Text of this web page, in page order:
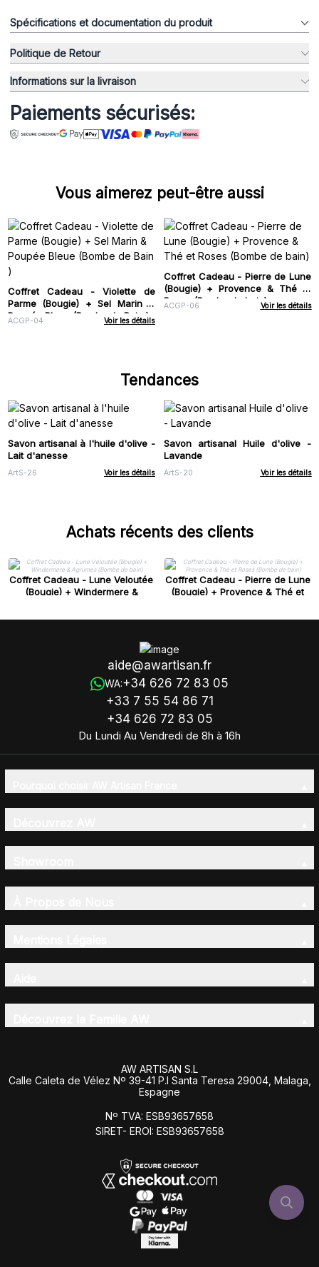
Spécifications et documentation du produit
Politique de Retour
Informations sur la livraison
Paiements sécurisés:
Vous aimerez peut-être aussi
Coffret Cadeau - Violette de
Parme (Bougie) + Sel Marin &
Poupée Bleue (Bombe de Bain )
ACGP-04 Voir les détails
Coffret Cadeau - Pierre de Lune
(Bougie) + Provence & Thé et
Roses (Bombe de bain)
ACGP-06 Voir les détails
Tendances
Savon artisanal à l'huile d'olive -
Lait d'anesse
ArtS-26 Voir les détails
Savon artisanal Huile d'olive -
Lavande
ArtS-20 Voir les détails
Achats récents des clients
Coffret Cadeau - Lune Veloutée
(Bougie) + Windermere &
Coffret Cadeau - Pierre de Lune
(Bougie) + Provence & Thé et
aide@awartisan.fr
WA:+34 626 72 83 05
+33 7 55 54 86 71
+34 626 72 83 05
Du Lundi Au Vendredi de 8h à 16h
AW ARTISAN S.L
Calle Caleta de Vélez Nº 39-41 P.I Santa Teresa 29004, Malaga,
Espagne
Nº TVA: ESB93657658
SIRET- EROI: ESB93657658